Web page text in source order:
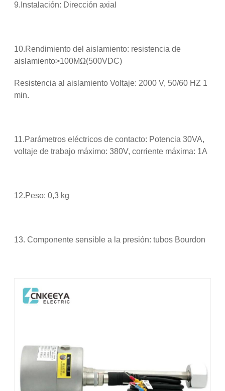
9.Instalación: Dirección axial
10.Rendimiento del aislamiento: resistencia de
aislamiento>100MΩ(500VDC)
Resistencia al aislamiento Voltaje: 2000 V, 50/60 HZ 1
min.
11.Parámetros eléctricos de contacto: Potencia 30VA,
voltaje de trabajo máximo: 380V, corriente máxima: 1A
12.Peso: 0,3 kg
13. Componente sensible a la presión: tubos Bourdon